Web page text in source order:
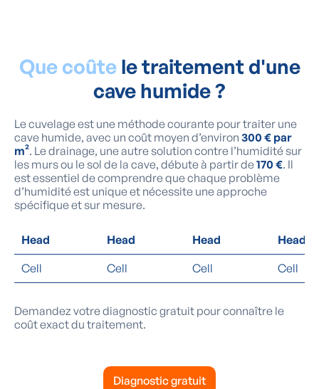
Que coûte le traitement d'une
cave humide ?
Le cuvelage est une méthode courante pour traiter une
cave humide, avec un coût moyen d’environ 300 € par
m². Le drainage, une autre solution contre l’humidité sur
les murs ou le sol de la cave, débute à partir de170 €. Il
est essentiel de comprendre que chaque problème
d’humidité est unique et nécessite une approche
spécifique et sur mesure.
Head Head Head
Head
Cell
Cell Cell Cell
Demandez votre diagnostic gratuit pour connaître le
coût exact du traitement.
Diagnostic gratuit